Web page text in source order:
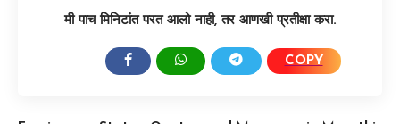
मी पाच मिनिटांत परत आलो नाही, तर आणखी प्रतीक्षा करा.
COPY